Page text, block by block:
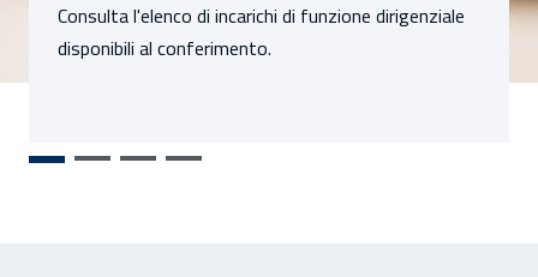
Consulta l'elenco di incarichi di funzione dirigenziale
disponibili al conferimento.